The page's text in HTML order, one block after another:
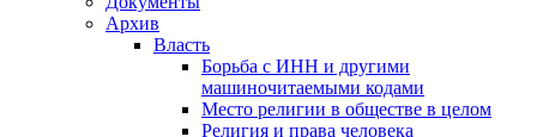
Архив
Власть
Борьба с ИНН и другими
машиночитаемыми кодами
Место религии в обществе в целом
Религия и права человека